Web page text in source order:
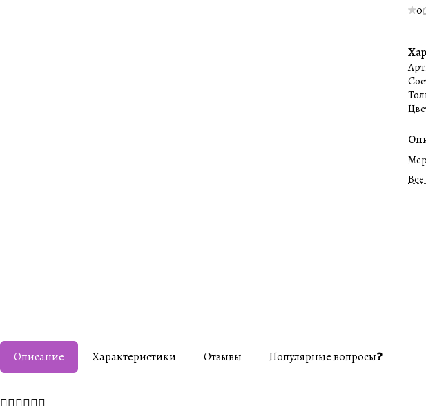
0
Описание Характеристики Отзывы Популярные вопросы❓